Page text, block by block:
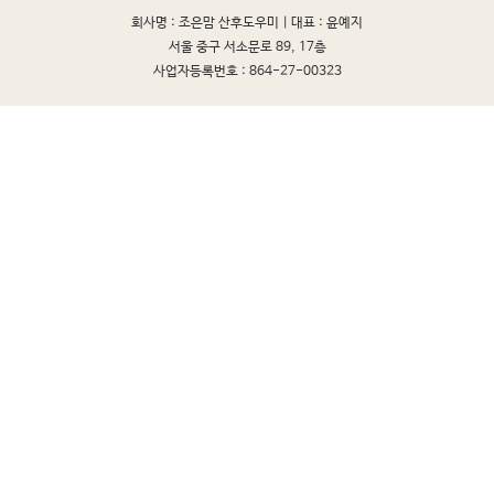
회사명 : 조은맘 산후도우미 | 대표 : 윤예지
서울 중구 서소문로 89, 17층
사업자등록번호 : 864-27-00323